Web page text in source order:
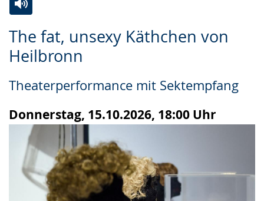
The fat, unsexy Käthchen von
Heilbronn
Theaterperformance mit Sektempfang
Donnerstag, 15.10.2026, 18:00 Uhr
Leichten
Sprache
Audio-
Unterstützung.
Video
in
Gebärdensprache
wird
angezeigt.